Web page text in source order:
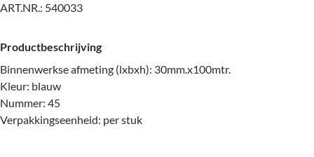
ART.NR.: 540033
Productbeschrijving
Binnenwerkse afmeting (lxbxh): 30mm.x100mtr.
Kleur: blauw
Nummer: 45
Verpakkingseenheid: per stuk